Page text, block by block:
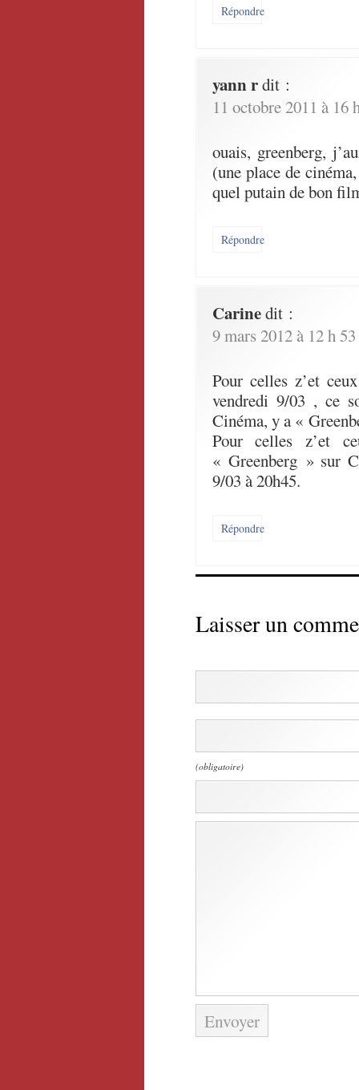
Répondre
yann rdit :
11 octobre 2011 à 16
ouais, greenberg,
(une place de
quel putain de bon
Répondre
Carinedit :
9 mars 2012 à 12 h
Pour celles z’et
vendredi 9/03 , ce
Cinéma, y a «
Pour celles z’et
« Greenberg » sur
9/03 à 20h45.
Répondre
Laisser un
(obligatoire)